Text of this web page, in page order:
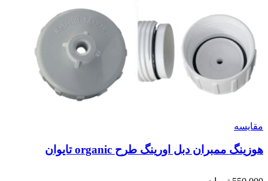
مقایسه
هوزینگ ممبران دبل اورینگ طرح organic تایوان